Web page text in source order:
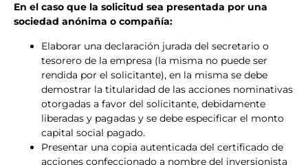
En el caso que la solicitud sea presentada por una
sociedad anónima o compañía:
Elaborar una declaración jurada del secretario o
tesorero de la empresa (la misma no puede ser
rendida por el solicitante), en la misma se debe
demostrar la titularidad de las acciones nominativas
otorgadas a favor del solicitante, debidamente
liberadas y pagadas y se debe especificar el monto
capital social pagado.
Presentar una copia autenticada del certificado de
acciones confeccionado a nombre del inversionista